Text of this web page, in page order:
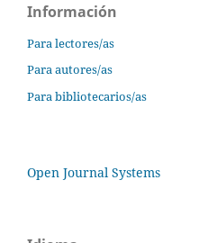
Información
Para lectores/as
Para autores/as
Para bibliotecarios/as
Open Journal Systems